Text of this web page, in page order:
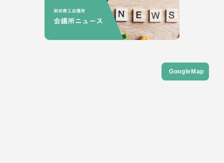
GoogleMap